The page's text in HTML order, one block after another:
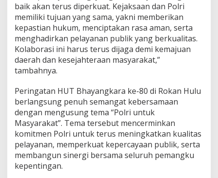
baik akan terus diperkuat. Kejaksaan dan Polri
memiliki tujuan yang sama, yakni memberikan
kepastian hukum, menciptakan rasa aman, serta
menghadirkan pelayanan publik yang berkualitas.
Kolaborasi ini harus terus dijaga demi kemajuan
daerah dan kesejahteraan masyarakat,”
tambahnya.
Peringatan HUT Bhayangkara ke-80 di Rokan Hulu
berlangsung penuh semangat kebersamaan
dengan mengusung tema “Polri untuk
Masyarakat”. Tema tersebut mencerminkan
komitmen Polri untuk terus meningkatkan kualitas
pelayanan, memperkuat kepercayaan publik, serta
membangun sinergi bersama seluruh pemangku
kepentingan.